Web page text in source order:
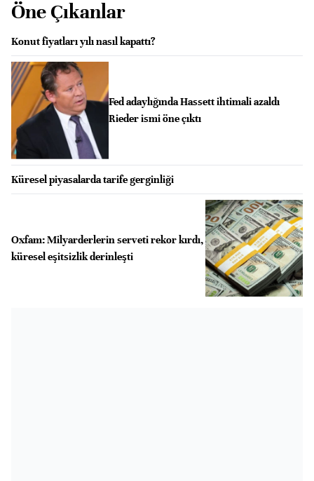
Öne Çıkanlar
Konut fiyatları yılı nasıl kapattı?
Fed adaylığında Hassett ihtimali azaldı
Rieder ismi öne çıktı
Küresel piyasalarda tarife gerginliği
Oxfam: Milyarderlerin serveti rekor kırdı,
küresel eşitsizlik derinleşti